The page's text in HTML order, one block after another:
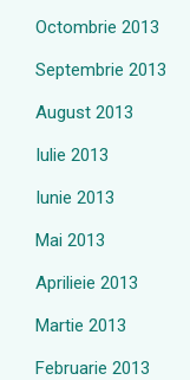
Octombrie 2013
Septembrie 2013
August 2013
Iulie 2013
Iunie 2013
Mai 2013
Aprilieie 2013
Martie 2013
Februarie 2013